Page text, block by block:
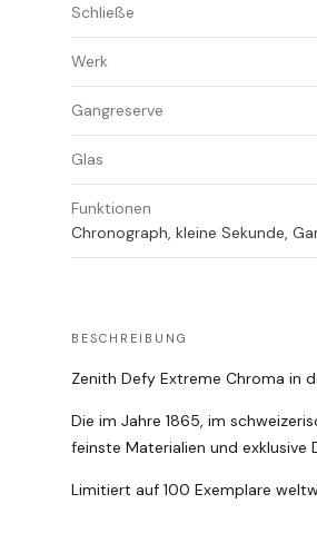
Schließe
Werk
Gangreserve
Glas
Funktionen
Chronograph, kleine Sekunde,
BESCHREIBUNG
Zenith Defy Extreme Chroma in
Die im Jahre 1865, im
feinste Materialien und exklusive
Limitiert auf 100 Exemplare